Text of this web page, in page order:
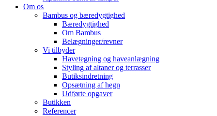
Om os
Bambus og bæredygtighed
Bæredygtighed
Om Bambus
Belægninger/revner
Vi tilbyder
Havetegning og haveanlægning
Styling af altaner og terrasser
Butiksindretning
Opsætning af hegn
Udførte opgaver
Butikken
Referencer